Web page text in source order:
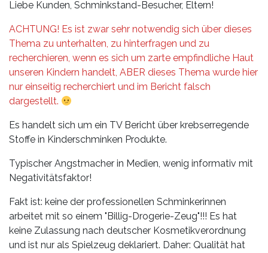
Über
uns
Fotos,
Events
Referenzen
Blog
Jobs
Partner/Links
Liebe Kunden, Schminkstand-Besucher, Eltern!
ACHTUNG! Es ist zwar sehr notwendig sich über dieses
Thema zu unterhalten, zu hinterfragen und zu
recherchieren, wenn es sich um zarte empfindliche Haut
unseren Kindern handelt, ABER dieses Thema wurde hier
nur einseitig recherchiert und im Bericht falsch
dargestellt.
Es handelt sich um ein TV Bericht über krebserregende
Stoffe in Kinderschminken Produkte.
Typischer Angstmacher in Medien, wenig informativ mit
Negativitätsfaktor!
Fakt ist: keine der professionellen Schminkerinnen
arbeitet mit so einem "Billig-Drogerie-Zeug"!!! Es hat
keine Zulassung nach deutscher Kosmetikverordnung
und ist nur als Spielzeug deklariert. Daher: Qualität hat